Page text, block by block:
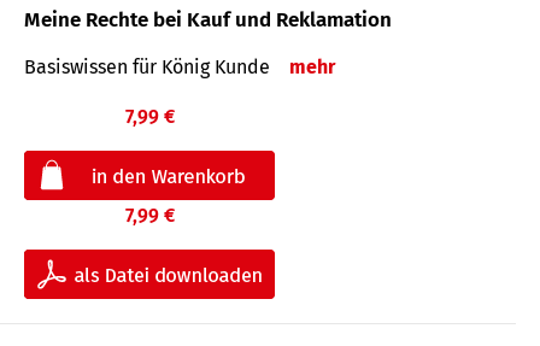
Meine Rechte bei Kauf und Reklamation
Basiswissen für König Kunde mehr
7,99 €
7,99 €